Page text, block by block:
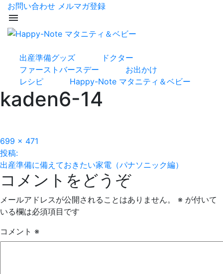
お問い合わせ メルマガ登録
menu
出産準備グッズ
ドクター
ファーストバースデー
お出かけ
レシピ
Happy-Note マタニティ＆ベビー
kaden6-14
フ
ル
サ
イ
ズ
699 × 471
投
稿
ナ
ビ
ゲ
投稿:
出産準備に備えておきたい家電（パナソニック編）
コメントをどうぞ
メールアドレスが公開されることはありません。 ※ が付いて
いる欄は必須項目です
コメント ※